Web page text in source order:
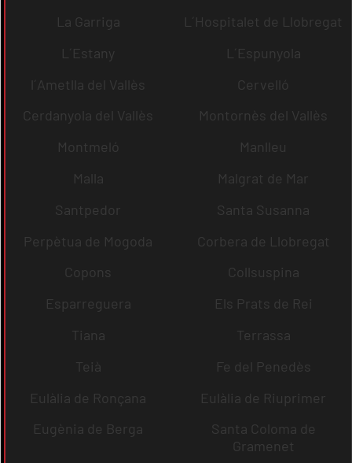
La Garriga
L´Hospitalet de Llobregat
L´Estany
L´Espunyola
l´Ametlla del Vallès
Cervelló
Cerdanyola del Vallès
Montornès del Vallès
Montmeló
Manlleu
Malla
Malgrat de Mar
Santpedor
Santa Susanna
Perpètua de Mogoda
Corbera de Llobregat
Copons
Collsuspina
Esparreguera
Els Prats de Rei
Tiana
Terrassa
Teià
Fe del Penedès
Eulàlia de Ronçana
Eulàlia de Riuprimer
Eugènia de Berga
Santa Coloma de
Gramenet